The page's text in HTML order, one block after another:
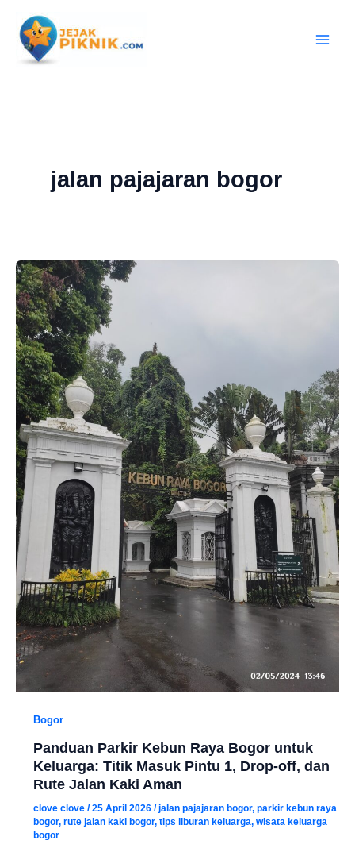
konten
jalan pajajaran bogor
Bogor
Panduan Parkir Kebun Raya Bogor untuk
Keluarga: Titik Masuk Pintu 1, Drop-off, dan
Rute Jalan Kaki Aman
clove clove /25 April 2026 /jalan pajajaran bogor, parkir kebun raya
bogor, rute jalan kaki bogor, tips liburan keluarga, wisata keluarga
bogor